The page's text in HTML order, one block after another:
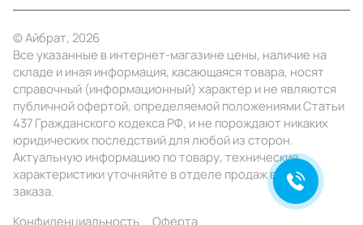
© Айбрат, 2026
Все указанные в интернет-магазине цены, наличие на
складе и иная информация, касающаяся товара, носят
справочный (информационный) характер и не являются
публичной офертой, определяемой положениями Статьи
437 Гражданского кодекса РФ, и не порождают никаких
юридических последствий для любой из сторон.
Актуальную информацию по товару, технические
характеристики уточняйте в отделе продаж в день
заказа.
Конфиденциальность
Оферта